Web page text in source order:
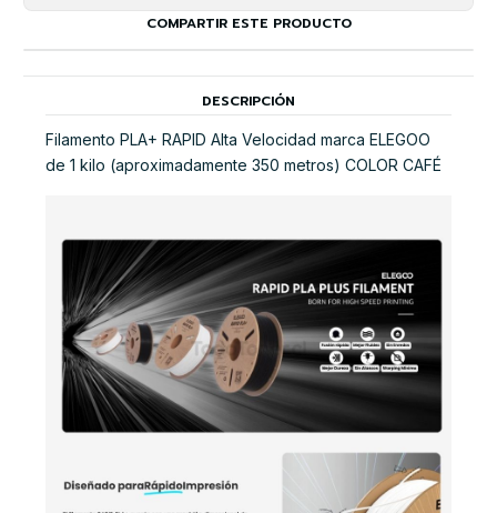
COMPARTIR ESTE PRODUCTO
DESCRIPCIÓN
Filamento PLA+ RAPID Alta Velocidad marca ELEGOO
de 1 kilo (aproximadamente 350 metros) COLOR CAFÉ